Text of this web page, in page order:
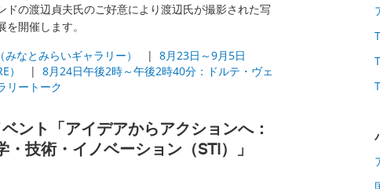
ドの渡辺貞夫氏のご好意により渡辺氏が撮影された写
開催します。
なとみらいギャラリー）
| 8月23日～9月5日
）
| 8月24日午後2時～午後2時40分：ドルテ・ヴェ
リートーク
ント「アイデアからアクションへ：
・技術・イノベーション（STI）」